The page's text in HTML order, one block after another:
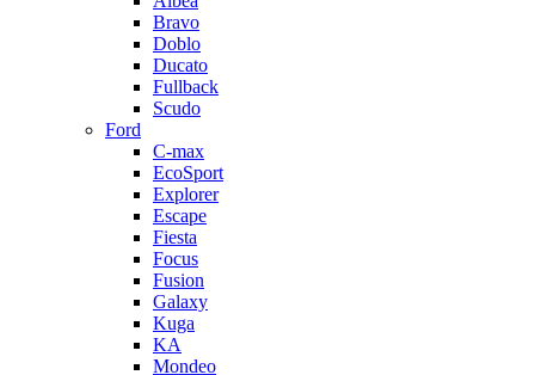
Bravo
Doblo
Ducato
Fullback
Scudo
Ford
C-max
EcoSport
Explorer
Escape
Fiesta
Focus
Fusion
Galaxy
Kuga
KA
Mondeo